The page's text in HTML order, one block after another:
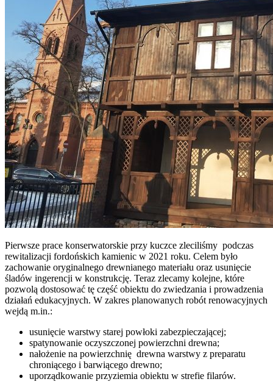
Pierwsze prace konserwatorskie przy kuczce zleciliśmy podczas
rewitalizacji fordońskich kamienic w 2021 roku. Celem było
zachowanie oryginalnego drewnianego materiału oraz usunięcie
śladów ingerencji w konstrukcję. Teraz zlecamy kolejne, które
pozwolą dostosować tę część obiektu do zwiedzania i prowadzenia
działań edukacyjnych. W zakres planowanych robót renowacyjnych
wejdą m.in.:
usunięcie warstwy starej powłoki zabezpieczającej;
spatynowanie oczyszczonej powierzchni drewna;
nałożenie na powierzchnię drewna warstwy z preparatu
chroniącego i barwiącego drewno;
uporządkowanie przyziemia obiektu w strefie filarów.